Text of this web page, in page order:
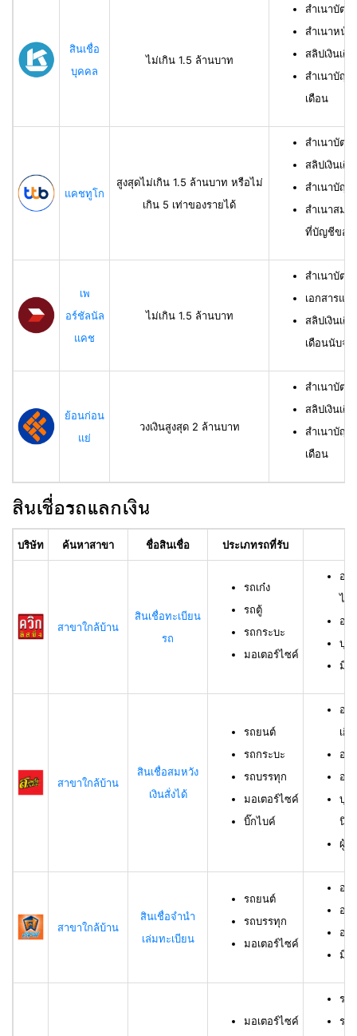
สินเชื่อ
บุคคล
ไม่เกิน 1.5 ล้านบาท
สำเนาบัตร
สำเนาหน้
สลิปเงินเดื
สำเนาบัญชี
เดือน
แคชทูโก
สูงสุดไม่เกิน 1.5 ล้านบาท หรือไม่
เกิน 5 เท่าของรายได้
สำเนาบัตร
สลิปเงินเดื
สำเนาบัญ
สำเนาสมุด
ที่บัญชีของ
เพ
อร์ชัลนัล
แคช
ไม่เกิน 1.5 ล้านบาท
สำเนาบัตร
เอกสารแส
สลิปเงินเ
เดือนนับจ
ย้อนก่อน
แย่
วงเงินสูงสุด 2 ล้านบาท
สำเนาบัต
สลิปเงินเดื
สำเนาบัญชี
เดือน
สินเชื่อรถแลกเงิน
บริษัท ค้นหาสาขา ชื่อสินเชื่อ ประเภทรถที่รับ
สาขาใกล้บ้าน
สินเชื่อทะเบียน
รถ
รถเก๋ง
รถตู้
รถกระบะ
มอเตอร์ไซค์
อา
ไม่
อา
บุค
มีชื่
สาขาใกล้บ้าน
สินเชื่อสมหวัง
เงินสั่งได้
รถยนต์
รถกระบะ
รถบรรทุก
มอเตอร์ไซค์
บิ๊กไบค์
อา
เกิ
อา
อา
บุค
นิติ
ผู้กู้
สาขาใกล้บ้าน
สินเชื่อจำนำ
เล่มทะเบียน
รถยนต์
รถบรรทุก
มอเตอร์ไซค์
อา
อา
อา
มีชื่
มอเตอร์ไซค์
รถ
รถ